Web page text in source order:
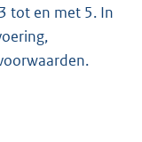
tot en met 5. In